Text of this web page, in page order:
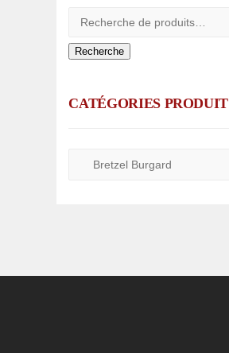
Recherche
CATÉGORIES PRODUIT